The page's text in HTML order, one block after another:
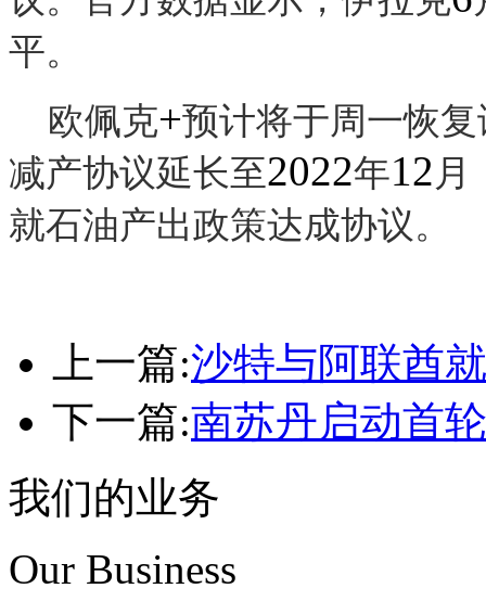
平。
欧佩克+预计将于周一恢
减产协议延长至2022年12 月
就石油产出政策达成协议。
上一篇:沙特与阿联酋
下一篇:南苏丹启动首
我们的业务
Our Business